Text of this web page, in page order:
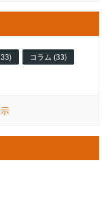
コラム (33)